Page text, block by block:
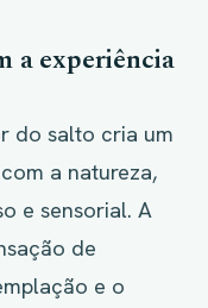
a experiência
do salto cria um
a natureza,
e sensorial. A
de
e o